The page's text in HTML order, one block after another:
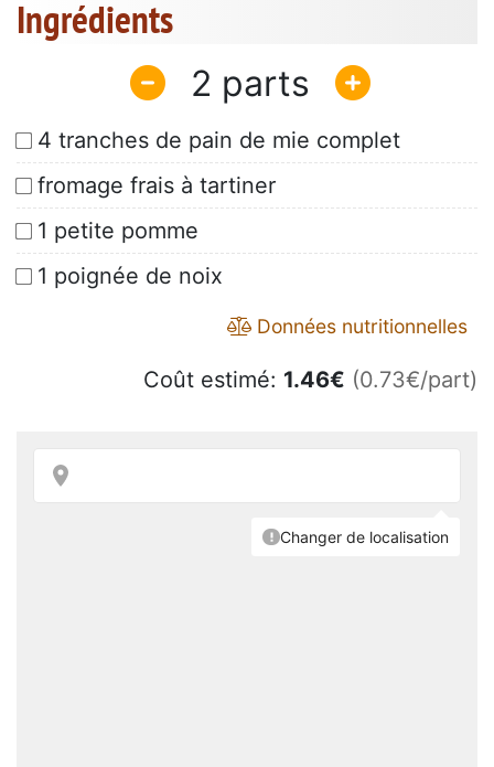
Ingrédients
2
4 tranches de pain de mie complet
fromage frais à tartiner
1 petite pomme
1 poignée de noix
Données nutritionnelles
Coût estimé: 1.46€ (0.73€/part)